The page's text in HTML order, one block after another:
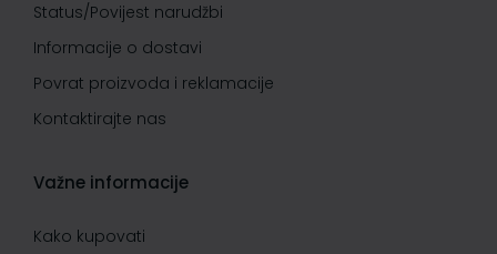
Status/Povijest narudžbi
Informacije o dostavi
Povrat proizvoda i reklamacije
Kontaktirajte nas
Važne informacije
Kako kupovati